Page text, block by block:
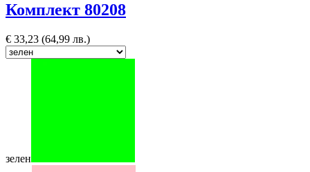
Комплект 80208
€ 33,23 (64,99 лв.)
зелен